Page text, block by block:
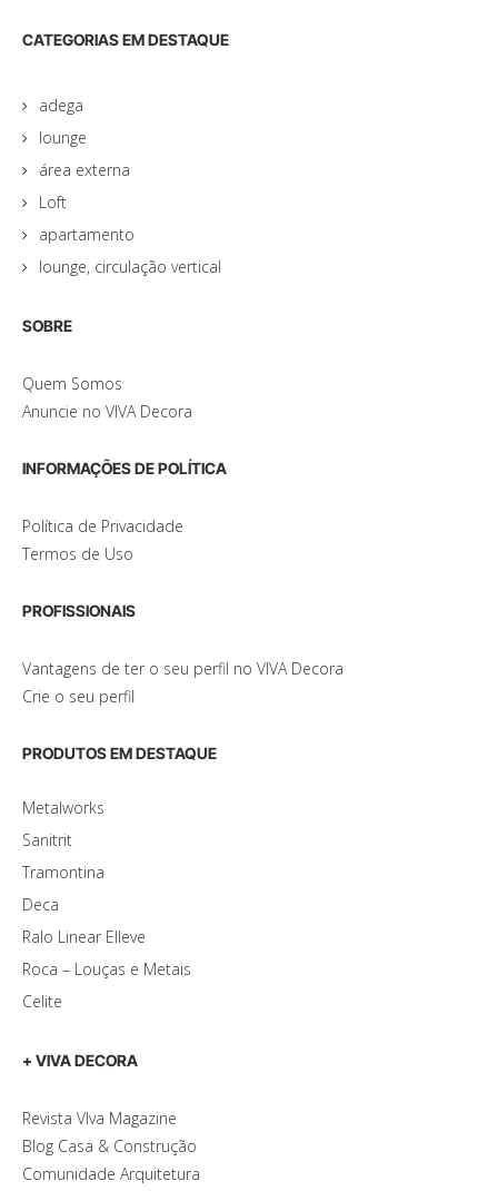
CATEGORIAS EM DESTAQUE
adega
lounge
área externa
Loft
apartamento
lounge, circulação vertical
SOBRE
Quem Somos
Anuncie no VIVA Decora
INFORMAÇÕES DE POLÍTICA
Política de Privacidade
Termos de Uso
PROFISSIONAIS
Vantagens de ter o seu perfil no VIVA Decora
Crie o seu perfil
PRODUTOS EM DESTAQUE
Metalworks
Sanitrit
Tramontina
Deca
Ralo Linear Elleve
Roca – Louças e Metais
Celite
+ VIVA DECORA
Revista VIva Magazine
Blog Casa & Construção
Comunidade Arquitetura